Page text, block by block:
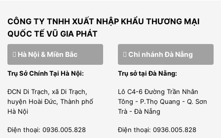
CÔNG TY TNHH XUẤT NHẬP KHẨU THƯƠNG MẠI
QUỐC TẾ VŨ GIA PHÁT
Hà Nội & Miền Bắc
Trụ Sở Chính Tại Hà Nội:
ĐCN Di Trạch, xã Di Trạch,
huyện Hoài Đức, Thành phố
Hà Nội
Điện thoại: 0936.005.828
Chi nhánh Đà Nẵng
Trụ sở tại Đà Nẵng:
Lô C4-6 Đường Trần Nhân
Tông - P.Thọ Quang - Q. Sơn
Trà - Đà Nẵng
Điện thoại: 0936.005.828